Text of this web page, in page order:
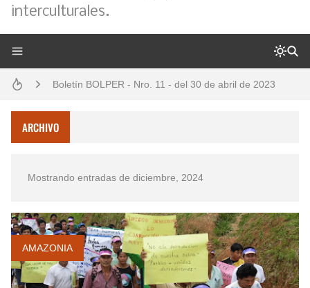
interculturales.
Boletín BOLPER - Nro. 11 - del 30 de abril de 2023
Gestión de bosques tropicales en la región Loreto
Boletín BOLPER - Nro. 12 - del 30 de mayo de 2023
ARCHIVO
Mostrando entradas de diciembre, 2024
AMAZONIA